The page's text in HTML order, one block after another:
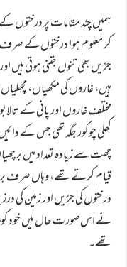
ہمیں چند مقامات پر درختوں
کر معلوم ہوا درختوں کے
جڑیں بھی تنوں جتنی ہوتی ہیں
ہیں، غاروں کی مکھیاں،
مختلف غاروں اور پانی کے
کھلی چوکور جگہ تھی جس کے
چھت سے زیادہ تعداد میں
قیام کرتے تھے، وہاں صرف
درختوں کی جڑیں اور زمین کی
نے اس صورت حال میں خود کو
تھے۔